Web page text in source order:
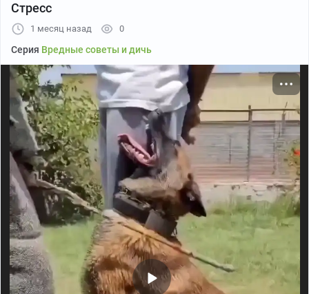
Стресс
1 месяц назад 0
Серия Вредные советы и дичь